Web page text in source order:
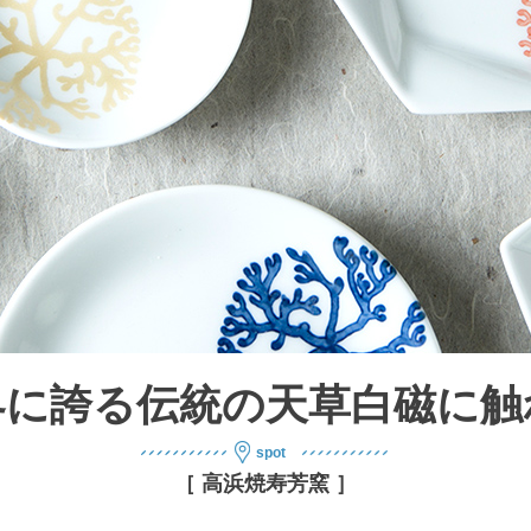
誇る伝統の天草白磁に
［ 高浜焼寿芳窯 ］